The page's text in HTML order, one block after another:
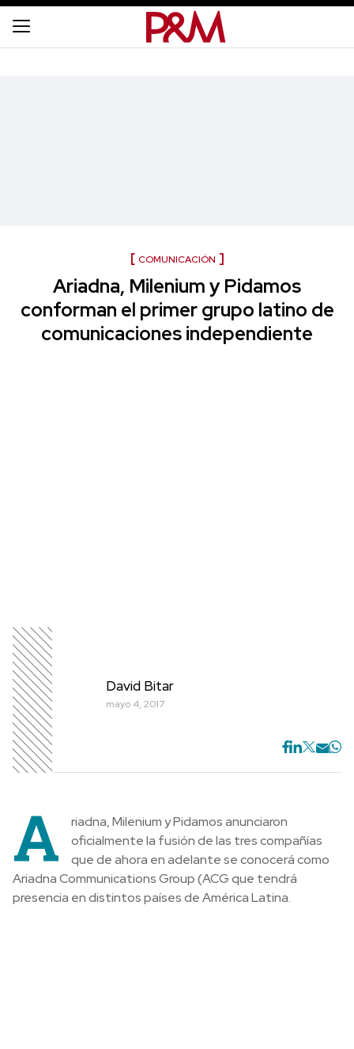
COMUNICACIÓN
Ariadna, Milenium y Pidamos
conforman el primer grupo latino de
comunicaciones independiente
David Bitar
mayo 4, 2017
A
riadna, Milenium y Pidamos anunciaron
oficialmente la fusión de las tres compañías
que de ahora en adelante se conocerá como
Ariadna Communications Group (ACG que tendrá
presencia en distintos países de América Latina.